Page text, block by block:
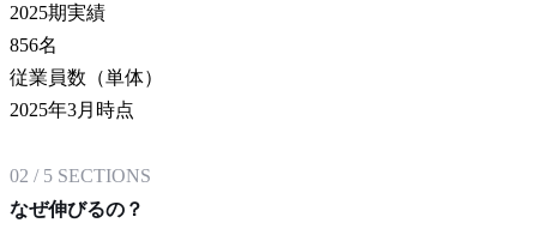
2025期実績
856名
従業員数（単体）
2025年3月時点
02 / 5 SECTIONS
なぜ伸びるの？